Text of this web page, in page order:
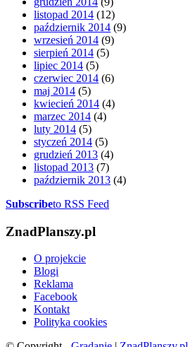
listopad 2014 (12)
październik 2014 (9)
wrzesień 2014 (9)
sierpień 2014 (5)
lipiec 2014 (5)
czerwiec 2014 (6)
maj 2014 (5)
kwiecień 2014 (4)
marzec 2014 (4)
luty 2014 (5)
styczeń 2014 (5)
grudzień 2013 (4)
listopad 2013 (7)
październik 2013 (4)
Subscribeto RSS Feed
ZnadPlanszy.pl
O projekcie
Blogi
Reklama
Facebook
Kontakt
Polityka cookies